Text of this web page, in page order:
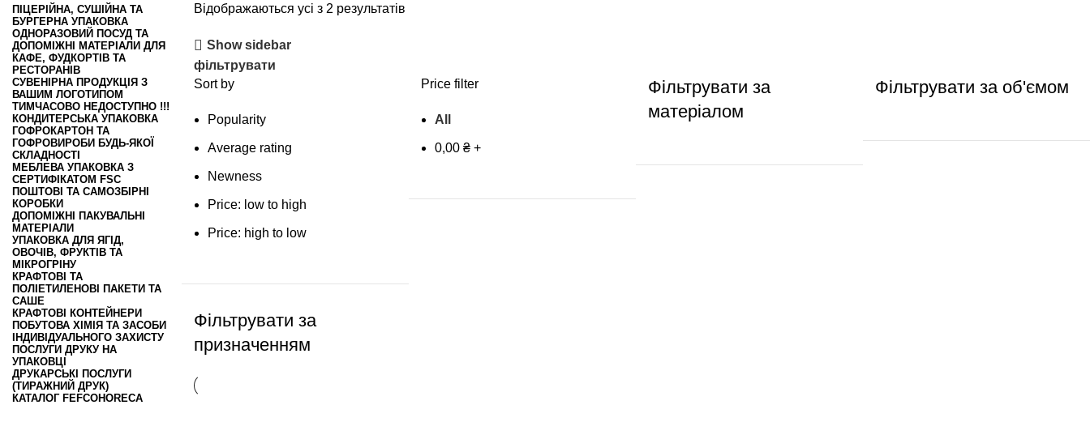
ПІЦЕРІЙНА, СУШІЙНА ТА
БУРГЕРНА УПАКОВКА
ОДНОРАЗОВИЙ ПОСУД ТА
ДОПОМІЖНІ МАТЕРІАЛИ ДЛЯ
КАФЕ, ФУДКОРТІВ ТА
РЕСТОРАНІВ
СУВЕНІРНА ПРОДУКЦІЯ З
ВАШИМ ЛОГОТИПОМ
ТИМЧАСОВО НЕДОСТУПНО !!!
КОНДИТЕРСЬКА УПАКОВКА
ГОФРОКАРТОН ТА
ГОФРОВИРОБИ БУДЬ-ЯКОЇ
СКЛАДНОСТІ
МЕБЛЕВА УПАКОВКА З
СЕРТИФІКАТОМ FSC
ПОШТОВІ ТА САМОЗБІРНІ
КОРОБКИ
ДОПОМІЖНІ ПАКУВАЛЬНІ
МАТЕРІАЛИ
УПАКОВКА ДЛЯ ЯГІД,
ОВОЧІВ, ФРУКТІВ ТА
МІКРОГРІНУ
КРАФТОВІ ТА
ПОЛІЕТИЛЕНОВІ ПАКЕТИ ТА
САШЕ
КРАФТОВІ КОНТЕЙНЕРИ
ПОБУТОВА ХІМІЯ ТА ЗАСОБИ
ІНДИВІДУАЛЬНОГО ЗАХИСТУ
ПОСЛУГИ ДРУКУ НА
УПАКОВЦІ
ДРУКАРСЬКІ ПОСЛУГИ
(ТИРАЖНИЙ ДРУК)
КАТАЛОГ FEFCOHORECA
Відображаються усі з 2 результатів
Show sidebar
фільтрувати
Sort by
Popularity
Average rating
Newness
Price: low to high
Price: high to low
Price filter
All
0,00 ₴ +
Фільтрувати за
матеріалом
Фільтрувати за об'ємом
Фільтрувати за
призначенням